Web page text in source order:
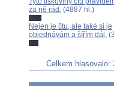
za ně rád. (4887 hl.)
Nejen je čtu, ale také si je
objednávám a šířím dál.
Celkem hlasovalo: